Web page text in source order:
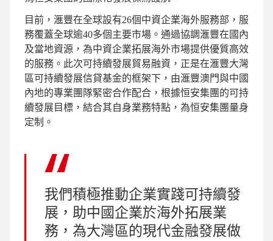
目前，滙豐在全球設有26個中資企業海外服務部，服
務覆蓋全球逾40多個主要市場。通過協調滙豐在國內
及當地資源，為中資企業拓展海外市場提供優質高效
的服務。此次可持續發展貿易融資，正是在滙豐大灣
區可持續發展信貸基金的框架下，由滙豐澳門與中國
內地的專業團隊緊密合作配合，根據恒安集團的可持
續發展目標，結合其自身業務特點，為恒安集團量身
定制。
我們積極推動企業實踐可持續發
展，助中國企業於海外拓展業
務，為大灣區的現代金融發展做